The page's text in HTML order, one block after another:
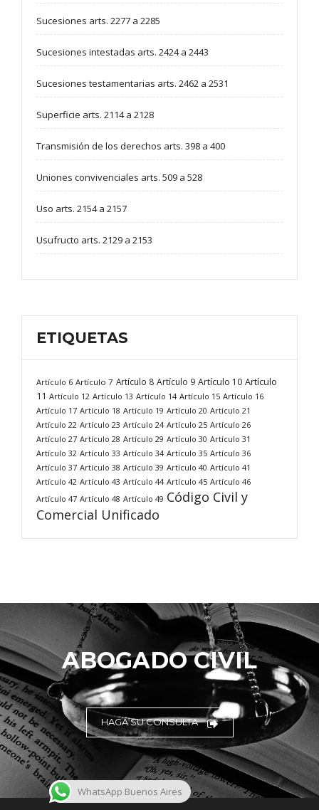
Sucesiones arts. 2277 a 2285
Sucesiones intestadas arts. 2424 a 2443
Sucesiones testamentarias arts. 2462 a 2531
Superficie arts. 2114 a 2128
Transmisión de los derechos arts. 398 a 400
Uniones convivenciales arts. 509 a 528
Uso arts. 2154 a 2157
Usufructo arts. 2129 a 2153
ETIQUETAS
Artículo 6 Artículo 7 Artículo 8 Artículo 9 Artículo 10 Artículo
11 Artículo 12 Artículo 13 Artículo 14 Artículo 15 Artículo 16
Artículo 17 Artículo 18 Artículo 19 Artículo 20 Artículo 21
Artículo 22 Artículo 23 Artículo 24 Artículo 25 Artículo 26
Artículo 27 Artículo 28 Artículo 29 Artículo 30 Artículo 31
Artículo 32 Artículo 33 Artículo 34 Artículo 35 Artículo 36
Artículo 37 Artículo 38 Artículo 39 Artículo 40 Artículo 41
Artículo 42 Artículo 43 Artículo 44 Artículo 45 Artículo 46
Artículo 47 Artículo 48 Artículo 49 Código Civil y
Comercial Unificado
ABOGADO CIVIL
HAGA SU CONSULTA
WhatsApp Buenos Aires